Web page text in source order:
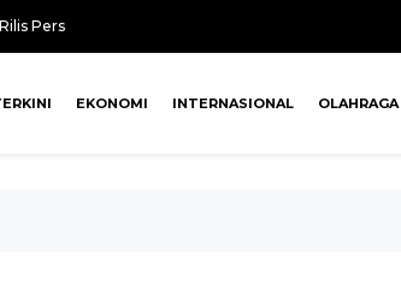
Rilis Pers
EKONOMI INTERNASIONAL OLAHRAGA